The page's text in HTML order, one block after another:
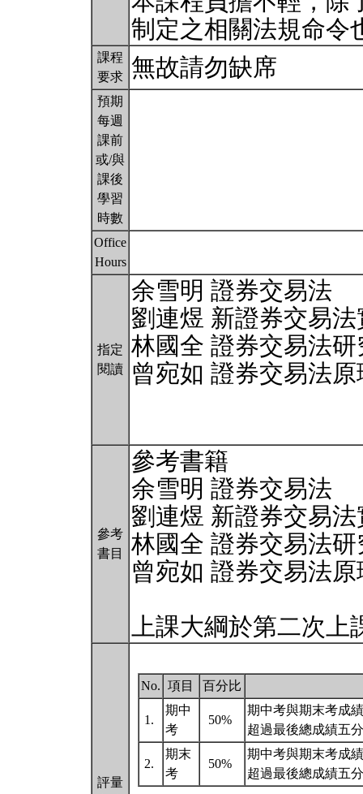
制定之相關法規命令
課程
要求
無故請勿缺席
預期
每週
課前
或/與
課後
學習
時數
Office
Hours
指定
閱讀
余雪明 證券交易法
劉連煜 新證券交易
林國全 證券交易法研
曾宛如 證券交易法原
參考
書目
參考書籍
余雪明 證券交易法
劉連煜 新證券交易
林國全 證券交易法研
曾宛如 證券交易法原
上課大綱於第二次上
評量
No. 項目 百分比
1.
期中
考
50%
期中考與期末考成
超過最後總成績五
2.
期末
考
50%
期中考與期末考成
超過最後總成績五